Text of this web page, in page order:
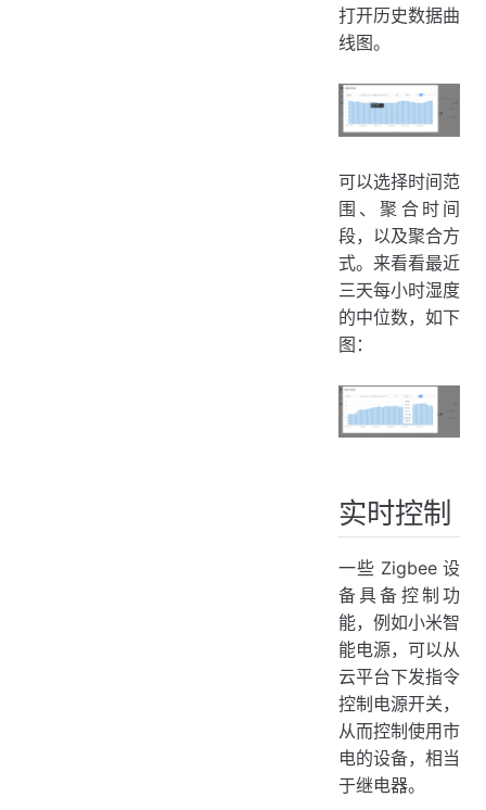
打开历史数据曲
线图。
可以选择时间范
围、聚合时间
段，以及聚合方
式。来看看最近
三天每小时湿度
的中位数，如下
图：
实时控制
一些 Zigbee 设
备具备控制功
能，例如小米智
能电源，可以从
云平台下发指令
控制电源开关，
从而控制使用市
电的设备，相当
于继电器。